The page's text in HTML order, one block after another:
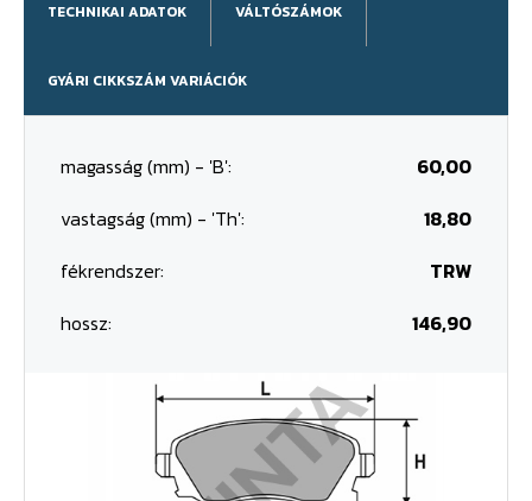
TECHNIKAI ADATOK VÁLTÓSZÁMOK
GYÁRI CIKKSZÁM VARIÁCIÓK
magasság (mm) - 'B':
60,00
vastagság (mm) - 'Th':
18,80
fékrendszer:
TRW
hossz:
146,90